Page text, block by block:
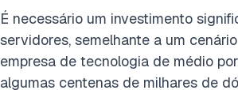
É necessário um investimento
servidores, semelhante a um
empresa de tecnologia de médio
algumas centenas de milhares de